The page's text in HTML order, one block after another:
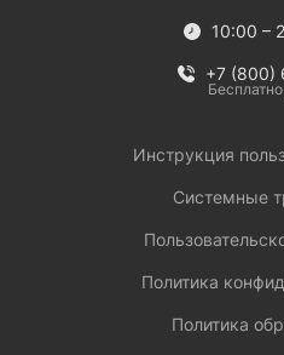
10:00 –
+7 (800)
Инструкция
Системные
Политика
Политика